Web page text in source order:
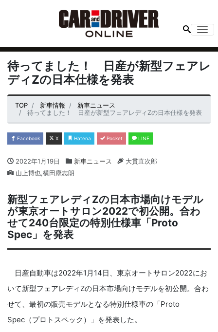
待ってました！ 日産が新型フェアレ
ディZの日本仕様を発表
TOP 新車情報
新車ニュース
待ってました！ 日産が新型フェアレディZの日本仕様を発表
Facebook X Hatena Pocket LINE
2022年1月19日 新車ニュース
大貫直次郎
山上博也,横田康志朗
新型フェアレディZの日本市場向けモデル
が東京オートサロン2022で初公開。合わ
せて240台限定の特別仕様車「Proto
Spec」を発表
日産自動車は2022年1月14日、東京オートサロン2022にお
いて新型フェアレディZの日本市場向けモデルを初公開。合わ
せて、最初の販売モデルとなる特別仕様車の「Proto
Spec（プロトスペック）」を発表した。